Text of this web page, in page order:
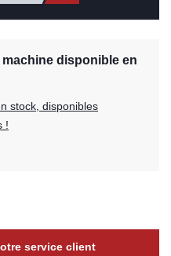
disponible en
stock, disponibles
!
service client